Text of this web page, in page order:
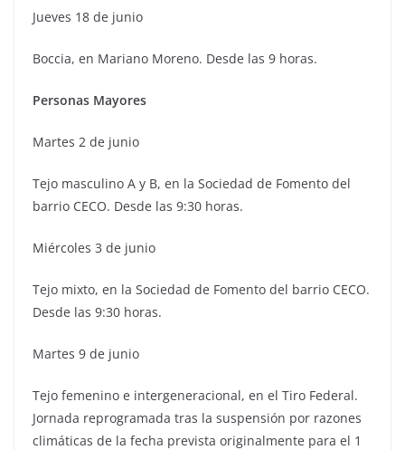
Jueves 18 de junio
Boccia, en Mariano Moreno. Desde las 9 horas.
Personas Mayores
Martes 2 de junio
Tejo masculino A y B, en la Sociedad de Fomento del
barrio CECO. Desde las 9:30 horas.
Miércoles 3 de junio
Tejo mixto, en la Sociedad de Fomento del barrio CECO.
Desde las 9:30 horas.
Martes 9 de junio
Tejo femenino e intergeneracional, en el Tiro Federal.
Jornada reprogramada tras la suspensión por razones
climáticas de la fecha prevista originalmente para el 1